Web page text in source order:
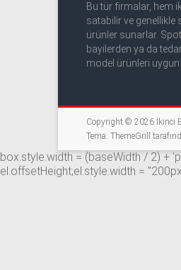
İkinci
el
beyaz
eşya
çamaşır
makinesi,
makinesi,
derin
Bu tür firmalar, hem
satabilir ve genellikle
ürünler sunarlar.
bayilerden ya da
model ürünleri
Copyright © 2026 İkinci
Tema: ThemeGrill
box.style.width = (baseWidth / 2) +
el.offsetHeight;el.style.width =